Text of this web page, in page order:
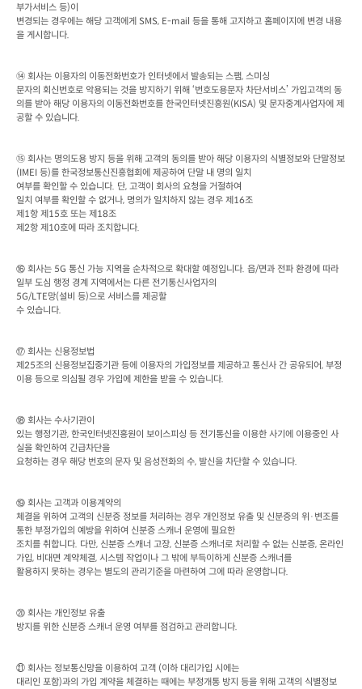
부가서비스 등)이
변경되는 경우에는 해당 고객에게 SMS, E-mail 등을 통해 고지하고 홈페이지에 변경 내용
을 게시합니다.
⑭ 회사는 이용자의 이동전화번호가 인터넷에서 발송되는 스팸, 스미싱
문자의 회신번호로 악용되는 것을 방지하기 위해 ‘번호도용문자 차단서비스’ 가입고객의 동
의를 받아 해당 이용자의 이동전화번호를 한국인터넷진흥원(KISA) 및 문자중계사업자에 제
공할 수 있습니다.
⑮ 회사는 명의도용 방지 등을 위해 고객의 동의를 받아 해당 이용자의 식별정보와 단말정보
(IMEI 등)를 한국정보통신진흥협회에 제공하여 단말 내 명의 일치
여부를 확인할 수 있습니다. 단, 고객이 회사의 요청을 거절하여
일치 여부를 확인할 수 없거나, 명의가 일치하지 않는 경우 제 16조
제 1항 제 15호 또는 제 18조
제 2항 제 10호에 따라 조치합니다.
⑯ 회사는 5G 통신 가능 지역을 순차적으로 확대할 예정입니다. 읍/면과 전파 환경에 따라
일부 도심 행정 경계 지역에서는 다른 전기통신사업자의
5G/LTE망(설비 등)으로 서비스를 제공할
수 있습니다.
⑰ 회사는 신용정보법
제 25조의 신용정보집중기관 등에 이용자의 가입정보를 제공하고 통신사 간 공유되어, 부정
이용 등으로 의심될 경우 가입에 제한을 받을 수 있습니다.
⑱ 회사는 수사기관이
있는 행정기관, 한국인터넷진흥원이 보이스피싱 등 전기통신을 이용한 사기에 이용중인 사
실을 확인하여 긴급차단을
요청하는 경우 해당 번호의 문자 및 음성전화의 수, 발신을 차단할 수 있습니다.
⑲ 회사는 고객과 이용계약의
체결을 위하여 고객의 신분증 정보를 처리하는 경우 개인정보 유출 및 신분증의 위·변조를
통한 부정가입의 예방을 위하여 신분증 스캐너 운영에 필요한
조치를 취합니다. 다만, 신분증 스캐너 고장, 신분증 스캐너로 처리할 수 없는 신분증, 온라인
가입, 비대면 계약체결, 시스템 작업이나 그 밖에 부득이하게 신분증 스캐너를
활용하지 못하는 경우는 별도의 관리기준을 마련하여 그에 따라 운영합니다.
⑳ 회사는 개인정보 유출
방지를 위한 신분증 스캐너 운영 여부를 점검하고 관리합니다.
㉑ 회사는 정보통신망을 이용하여 고객 (이하 대리가입 시에는
대리인 포함)과의 가입 계약을 체결하는 때에는 부정개통 방지 등을 위해 고객의 식별정보